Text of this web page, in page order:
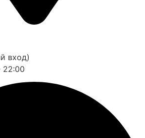
вход)
22:00